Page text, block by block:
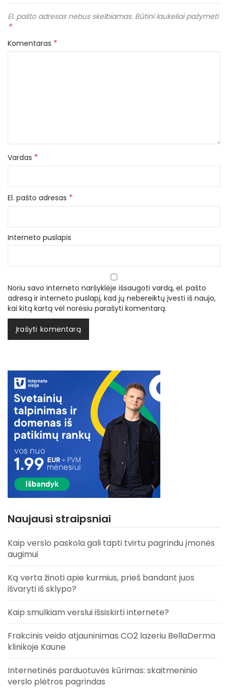
El. pašto adresas nebus skelbiamas. Būtini laukeliai pažymėti
*
Komentaras *
Vardas *
El. pašto adresas *
Interneto puslapis
Noriu savo interneto naršyklėje išsaugoti vardą, el. pašto
adresą ir interneto puslapį, kad jų nebereiktų įvesti iš naujo,
kai kitą kartą vėl norėsiu parašyti komentarą.
Naujausi straipsniai
Kaip verslo paskola gali tapti tvirtu pagrindu įmonės
augimui
Ką verta žinoti apie kurmius, prieš bandant juos
išvaryti iš sklypo?
Kaip smulkiam verslui išsiskirti internete?
Frakcinis veido atjauninimas CO2 lazeriu BellaDerma
klinikoje Kaune
Internetinės parduotuvės kūrimas: skaitmeninio
verslo plėtros pagrindas